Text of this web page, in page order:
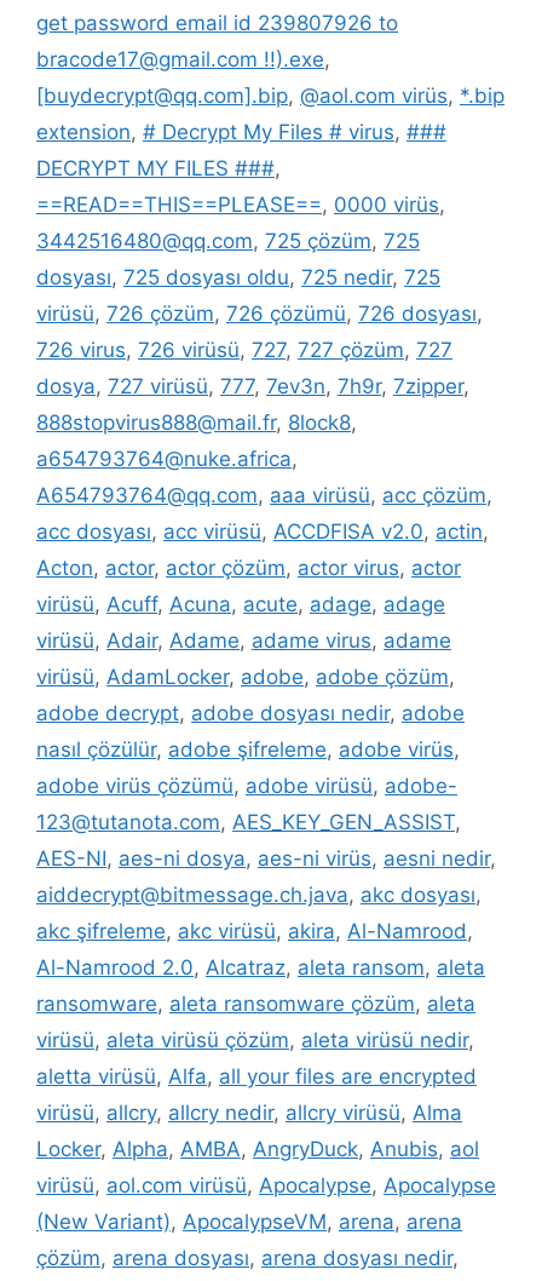
get password email id 239807926 to
bracode17@gmail.com !!).exe,
[buydecrypt@qq.com].bip, @aol.com virüs, *.bip
extension, # Decrypt My Files # virus, ###
DECRYPT MY FILES ###,
==READ==THIS==PLEASE==, 0000 virüs,
3442516480@qq.com, 725 çözüm, 725
dosyası, 725 dosyası oldu, 725 nedir, 725
virüsü, 726 çözüm, 726 çözümü, 726 dosyası,
726 virus, 726 virüsü, 727, 727 çözüm, 727
dosya, 727 virüsü, 777, 7ev3n, 7h9r, 7zipper,
888stopvirus888@mail.fr, 8lock8,
a654793764@nuke.africa,
A654793764@qq.com, aaa virüsü, acc çözüm,
acc dosyası, acc virüsü, ACCDFISA v2.0, actin,
Acton, actor, actor çözüm, actor virus, actor
virüsü, Acuff, Acuna, acute, adage, adage
virüsü, Adair, Adame, adame virus, adame
virüsü, AdamLocker, adobe, adobe çözüm,
adobe decrypt, adobe dosyası nedir, adobe
nasıl çözülür, adobe şifreleme, adobe virüs,
adobe virüs çözümü, adobe virüsü, adobe-
123@tutanota.com, AES_KEY_GEN_ASSIST,
AES-NI, aes-ni dosya, aes-ni virüs, aesni nedir,
aiddecrypt@bitmessage.ch.java, akc dosyası,
akc şifreleme, akc virüsü, akira, Al-Namrood,
Al-Namrood 2.0, Alcatraz, aleta ransom, aleta
ransomware, aleta ransomware çözüm, aleta
virüsü, aleta virüsü çözüm, aleta virüsü nedir,
aletta virüsü, Alfa, all your files are encrypted
virüsü, allcry, allcry nedir, allcry virüsü, Alma
Locker, Alpha, AMBA, AngryDuck, Anubis, aol
virüsü, aol.com virüsü, Apocalypse, Apocalypse
(New Variant), ApocalypseVM, arena, arena
çözüm, arena dosyası, arena dosyası nedir,